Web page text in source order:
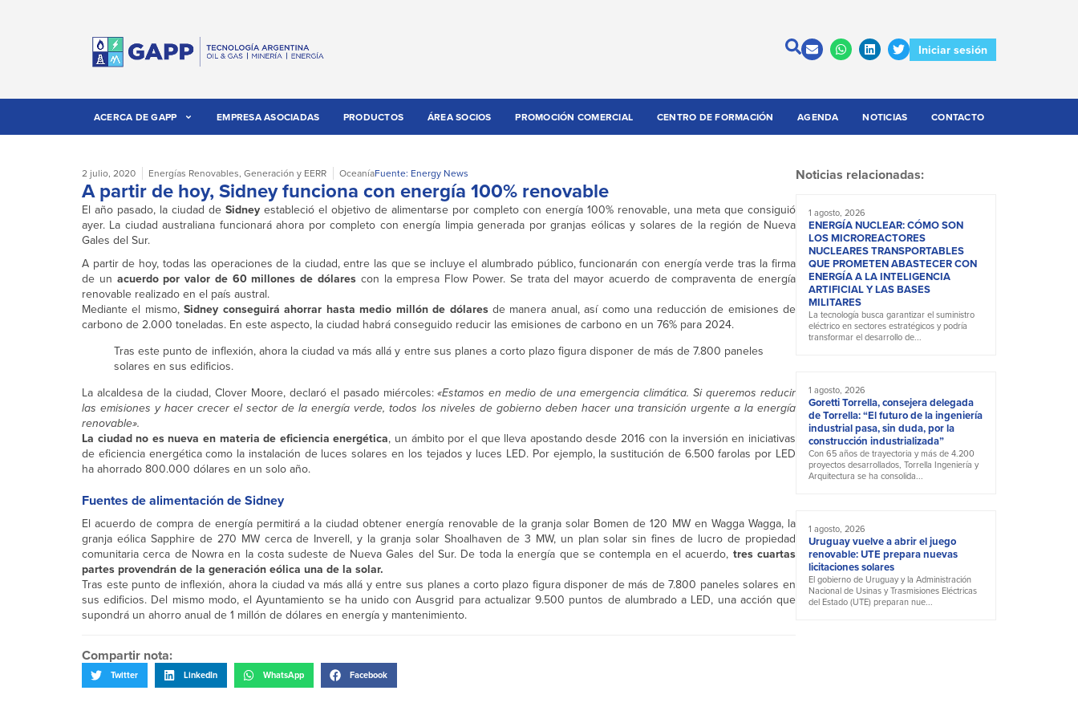
Iniciar sesión
ACERCA DE GAPP EMPRESA ASOCIADAS PRODUCTOS ÁREA SOCIOS PROMOCIÓN COMERCIAL CENTRO DE FORMACIÓN AGENDA NOTICIAS CONTACTO
2 julio, 2020 Energías Renovables, Generación y EERR OceaníaFuente: Energy News
A partir de hoy, Sidney funciona con energía 100% renovable
El año pasado, la ciudad de Sidney estableció el objetivo de alimentarse por completo con energía 100% renovable, una meta que consiguió
ayer. La ciudad australiana funcionará ahora por completo con energía limpia generada por granjas eólicas y solares de la región de Nueva
Gales del Sur.
A partir de hoy, todas las operaciones de la ciudad, entre las que se incluye el alumbrado público, funcionarán con energía verde tras la firma
de un acuerdo por valor de 60 millones de dólares con la empresa Flow Power. Se trata del mayor acuerdo de compraventa de energía
renovable realizado en el país austral.
Mediante el mismo,Sidney conseguirá ahorrar hasta medio millón de dólaresde manera anual, así como una reducción de emisiones de
carbono de 2.000 toneladas. En este aspecto, la ciudad habrá conseguido reducir las emisiones de carbono en un 76% para 2024.
Tras este punto de inflexión, ahora la ciudad va más allá y entre sus planes a corto plazo figura disponer de más de 7.800 paneles
solares en sus edificios.
La alcaldesa de la ciudad, Clover Moore, declaró el pasado miércoles:«Estamos en medio de una emergencia climática. Si queremos reducir
las emisiones y hacer crecer el sector de la energía verde, todos los niveles de gobierno deben hacer una transición urgente a la energía
renovable».
La ciudad no es nueva en materia de eficiencia energética, un ámbito por el que lleva apostando desde 2016 con la inversión en iniciativas
de eficiencia energética como la instalación de luces solares en los tejados y luces LED. Por ejemplo, la sustitución de 6.500 farolas por LED
ha ahorrado 800.000 dólares en un solo año.
Fuentes de alimentación de Sidney
El acuerdo de compra de energía permitirá a la ciudad obtener energía renovable de la granja solar Bomen de 120 MW en Wagga Wagga, la
granja eólica Sapphire de 270 MW cerca de Inverell, y la granja solar Shoalhaven de 3 MW, un plan solar sin fines de lucro de propiedad
comunitaria cerca de Nowra en la costa sudeste de Nueva Gales del Sur. De toda la energía que se contempla en el acuerdo, tres cuartas
partes provendrán de la generación eólica una de la solar.
Tras este punto de inflexión, ahora la ciudad va más allá y entre sus planes a corto plazo figura disponer de más de 7.800 paneles solares en
sus edificios. Del mismo modo, el Ayuntamiento se ha unido con Ausgrid para actualizar 9.500 puntos de alumbrado a LED, una acción que
supondrá un ahorro anual de 1 millón de dólares en energía y mantenimiento.
Compartir nota:
Twitter LinkedIn WhatsApp Facebook
Noticias relacionadas:
1 agosto, 2026
ENERGÍA NUCLEAR: CÓMO SON
LOS MICROREACTORES
NUCLEARES TRANSPORTABLES
QUE PROMETEN ABASTECER CON
ENERGÍA A LA INTELIGENCIA
ARTIFICIAL Y LAS BASES
MILITARES
La tecnología busca garantizar el suministro
eléctrico en sectores estratégicos y podría
transformar el desarrollo de...
1 agosto, 2026
Goretti Torrella, consejera delegada
de Torrella: “El futuro de la ingeniería
industrial pasa, sin duda, por la
construcción industrializada”
Con 65 años de trayectoria y más de 4.200
proyectos desarrollados, Torrella Ingeniería y
Arquitectura se ha consolida...
1 agosto, 2026
Uruguay vuelve a abrir el juego
renovable: UTE prepara nuevas
licitaciones solares
El gobierno de Uruguay y la Administración
Nacional de Usinas y Trasmisiones Eléctricas
del Estado (UTE) preparan nue...